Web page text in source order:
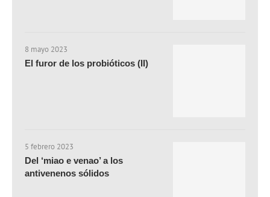
8 mayo 2023
El furor de los probióticos (II)
5 febrero 2023
Del ‘miao e venao’ a los
antivenenos sólidos